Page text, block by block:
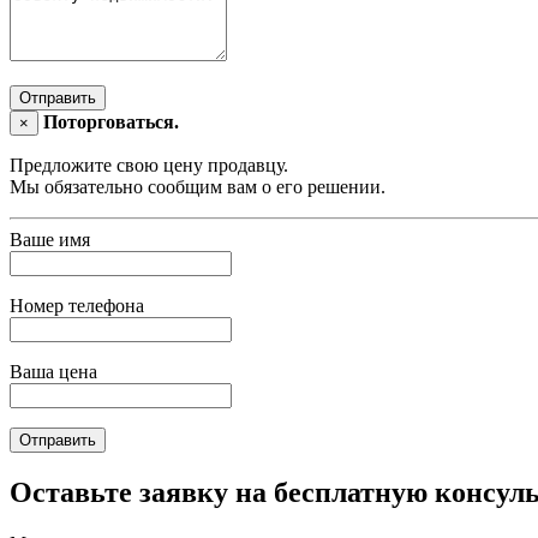
Отправить
×
Поторговаться.
Предложите свою цену продавцу.
Мы обязательно сообщим вам о его решении.
Ваше имя
Номер телефона
Ваша цена
Отправить
Оставьте заявку на бесплатную